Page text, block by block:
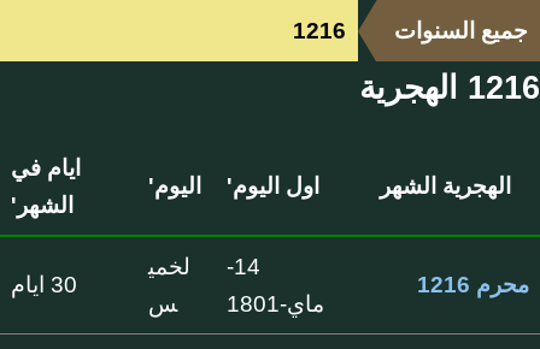
جميع السنوات 1216
1216 الهجرية
الهجرية الشهر اول اليوم' اليوم'
ايام في
الشهر'
محرم 1216
14-
ماي-1801
لخمي
س
30 ايام